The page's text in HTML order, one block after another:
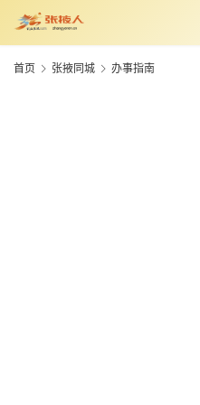
首页 张掖同城 办事指南